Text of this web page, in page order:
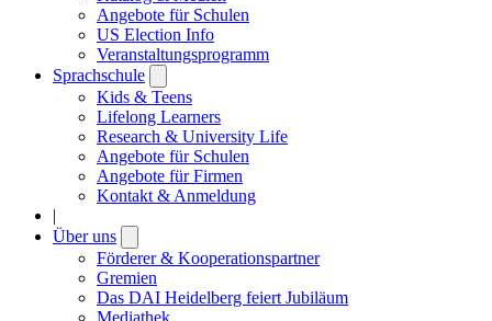
Angebote für Schulen
US Election Info
Veranstaltungsprogramm
Sprachschule
submenu
Kids & Teens
Lifelong Learners
Research & University Life
Angebote für Schulen
Angebote für Firmen
Kontakt & Anmeldung
|
Über uns
submenu
Förderer & Kooperationspartner
Gremien
Das DAI Heidelberg feiert Jubiläum
Mediathek